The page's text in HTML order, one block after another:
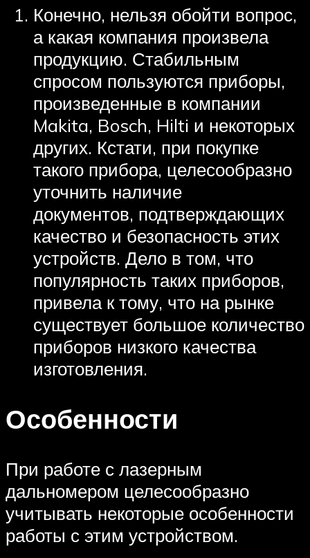
Конечно, нельзя обойти вопрос,
а какая компания произвела
продукцию. Стабильным
спросом пользуются приборы,
произведенные в компании
Makita, Bosch, Hilti и некоторых
других. Кстати, при покупке
такого прибора, целесообразно
уточнить наличие
документов, подтверждающих
качество и безопасность этих
устройств. Дело в том, что
популярность таких приборов,
привела к тому, что на рынке
существует большое количество
приборов низкого качества
изготовления.
Особенности
При работе с лазерным
дальномером целесообразно
учитывать некоторые особенности
работы с этим устройством.